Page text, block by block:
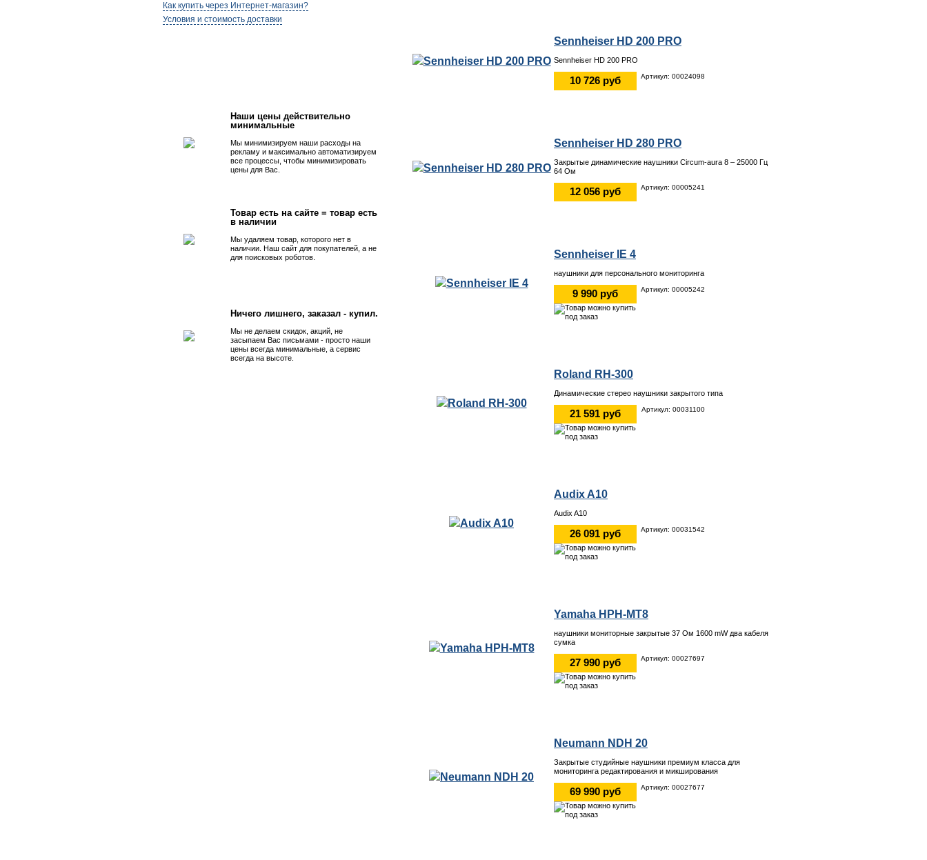
Как купить через Интернет-магазин?
Условия и стоимость доставки
Наши цены действительно
минимальные
Мы минимизируем наши расходы на
рекламу и максимально автоматизируем
все процессы, чтобы минимизировать
цены для Вас.
Товар есть на сайте = товар есть
в наличии
Мы удаляем товар, которого нет в
наличии. Наш сайт для покупателей, а не
для поисковых роботов.
Ничего лишнего, заказал - купил.
Мы не делаем скидок, акций, не
засыпаем Вас письмами - просто наши
цены всегда минимальные, а сервис
всегда на высоте.
Sennheiser HD 200 PRO
Sennheiser HD 200 PRO
10 726 руб Артикул: 00024098
Sennheiser HD 280 PRO
Закрытые динамические наушники Circum-aura 8 – 25000 Гц
64 Ом
12 056 руб Артикул: 00005241
Sennheiser IE 4
наушники для персонального мониторинга
9 990 руб Артикул: 00005242
Roland RH-300
Динамические стерео наушники закрытого типа
21 591 руб Артикул: 00031100
Audix A10
Audix A10
26 091 руб Артикул: 00031542
Yamaha HPH-MT8
наушники мониторные закрытые 37 Ом 1600 mW два кабеля
сумка
27 990 руб Артикул: 00027697
Neumann NDH 20
Закрытые студийные наушники премиум класса для
мониторинга редактирования и микширования
69 990 руб Артикул: 00027677